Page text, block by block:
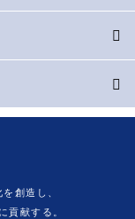
創造し、
貢献する。